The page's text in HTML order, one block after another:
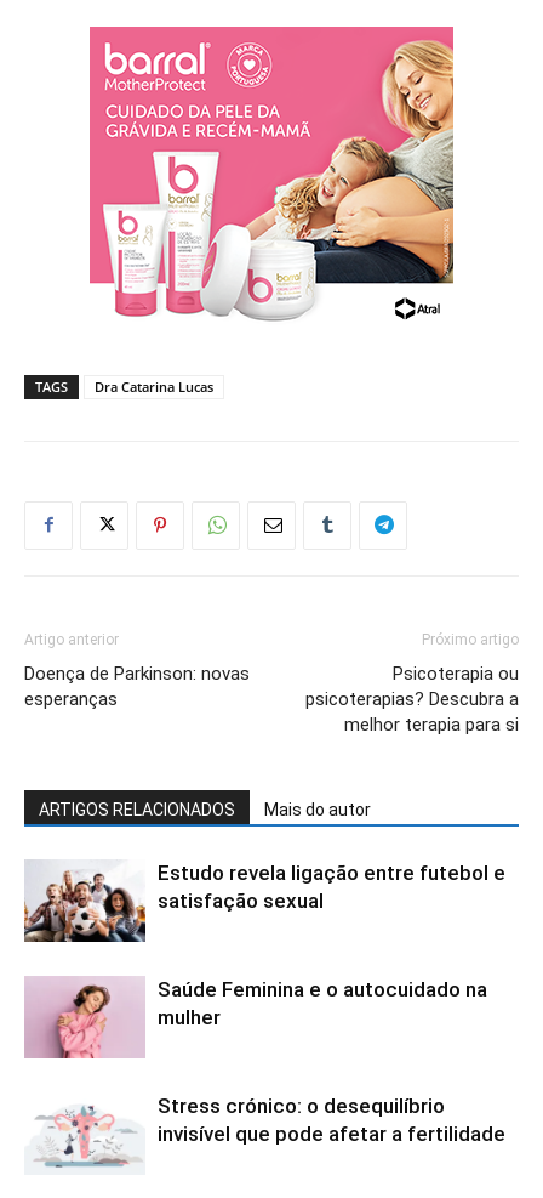
TAGS Dra Catarina Lucas
Artigo anterior
Doença de Parkinson: novas
esperanças
Próximo artigo
Psicoterapia ou
psicoterapias? Descubra a
melhor terapia para si
ARTIGOS RELACIONADOS Mais do autor
Estudo revela ligação entre futebol e
satisfação sexual
Saúde Feminina e o autocuidado na
mulher
Stress crónico: o desequilíbrio
invisível que pode afetar a fertilidade